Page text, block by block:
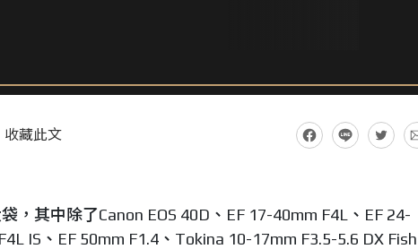
收藏此文
，其中除了Canon EOS 40D、EF 17-40mm F4L、EF 24-
IS、EF 50mm F1.4、Tokina 10-17mm F3.5-5.6 DX